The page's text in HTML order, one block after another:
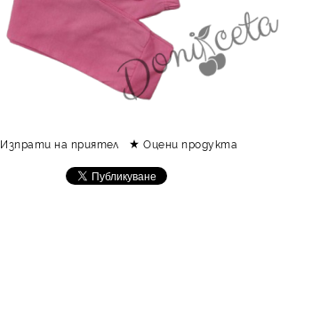
Изпрати на приятел Оцени продукта